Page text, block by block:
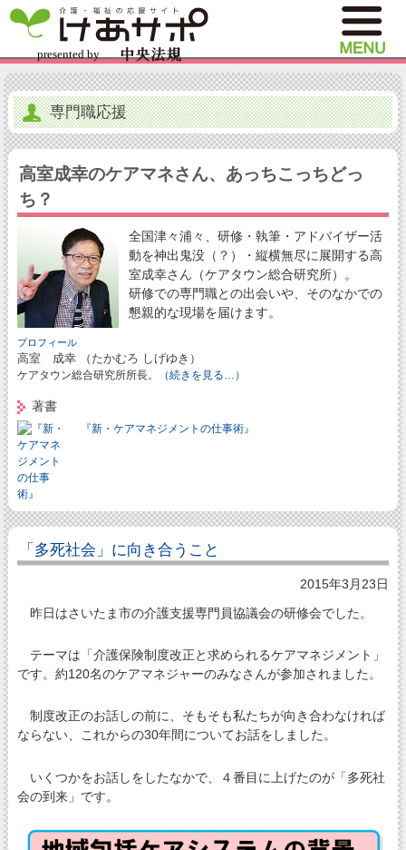
専門職応援
高室成幸のケアマネさん、あっちこっちどっ
ち？
全国津々浦々、研修・執筆・アドバイザー活
動を神出鬼没（？）・縦横無尽に展開する高
室成幸さん（ケアタウン総合研究所）。
研修での専門職との出会いや、そのなかでの
懇親的な現場を届けます。
プロフィール
高室 成幸 （たかむろ しげゆき）
ケアタウン総合研究所所長。 （続きを見る…）
著書
『新・ケアマネジメントの仕事術』
「多死社会」に向き合うこと
2015年3月23日
昨日はさいたま市の介護支援専門員協議会の研修会でした。
テーマは「介護保険制度改正と求められるケアマネジメント」
です。約120名のケアマネジャーのみなさんが参加されました。
制度改正のお話しの前に、そもそも私たちが向き合わなければ
ならない、これからの30年間についてお話をしました。
いくつかをお話しをしたなかで、４番目に上げたのが「多死社
会の到来」です。